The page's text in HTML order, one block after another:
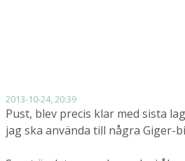
2013-10-24, 20:39
Pust, blev precis klar med sista
jag ska använda till några Giger-